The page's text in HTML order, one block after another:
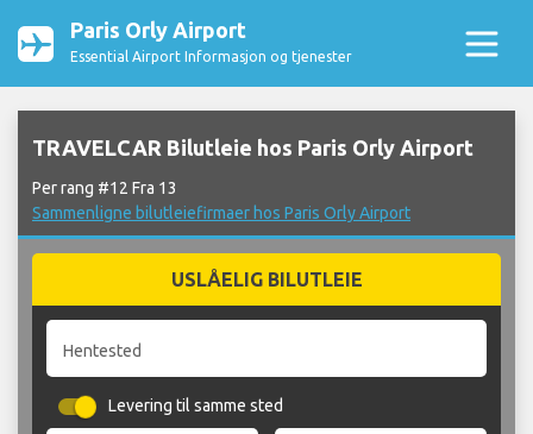
Paris Orly Airport
Essential Airport Informasjon og tjenester
TRAVELCAR Bilutleie hos Paris Orly Airport
Per rang #12 Fra 13
Sammenligne bilutleiefirmaer hos Paris Orly Airport
USLÅELIG BILUTLEIE
Hentested
Levering til samme sted